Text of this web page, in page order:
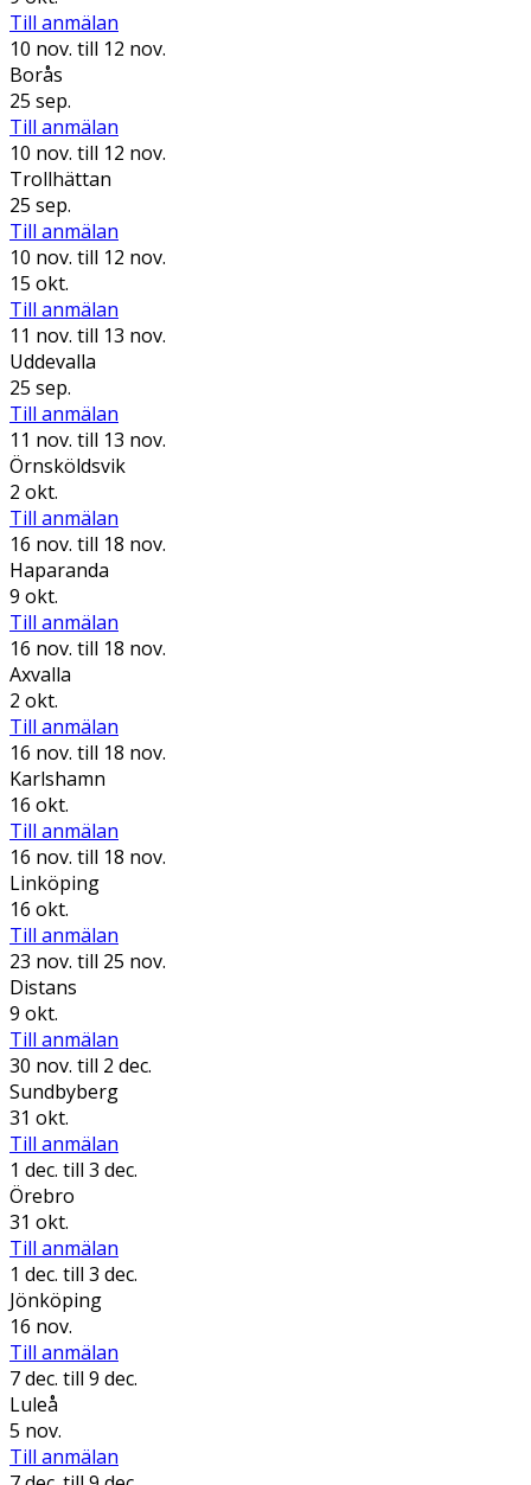
Till anmälan
10 nov. till 12 nov.
Borås
25 sep.
Till anmälan
10 nov. till 12 nov.
Trollhättan
25 sep.
Till anmälan
10 nov. till 12 nov.
15 okt.
Till anmälan
11 nov. till 13 nov.
Uddevalla
25 sep.
Till anmälan
11 nov. till 13 nov.
Örnsköldsvik
2 okt.
Till anmälan
16 nov. till 18 nov.
Haparanda
9 okt.
Till anmälan
16 nov. till 18 nov.
Axvalla
2 okt.
Till anmälan
16 nov. till 18 nov.
Karlshamn
16 okt.
Till anmälan
16 nov. till 18 nov.
Linköping
16 okt.
Till anmälan
23 nov. till 25 nov.
Distans
9 okt.
Till anmälan
30 nov. till 2 dec.
Sundbyberg
31 okt.
Till anmälan
1 dec. till 3 dec.
Örebro
31 okt.
Till anmälan
1 dec. till 3 dec.
Jönköping
16 nov.
Till anmälan
7 dec. till 9 dec.
Luleå
5 nov.
Till anmälan